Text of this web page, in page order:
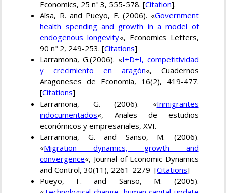
Economics, 25 nº 3, 555-578. [Citation].
Aísa, R. and Pueyo, F. (2006). «Government
health spending and growth in a model of
endogenous longevity«, Economics Letters,
90 nº 2, 249-253. [Citations]
Larramona, G.(2006). «I+D+I, competitividad
y crecimiento en aragón«, Cuadernos
Aragoneses de Economía, 16(2), 419-477.
[Citations]
Larramona, G. (2006). «Inmigrantes
indocumentados«, Anales de estudios
económicos y empresariales, XVI.
Larramona, G. and Sanso, M. (2006).
«Migration dynamics, growth and
convergence«, Journal of Economic Dynamics
and Control, 30(11), 2261-2279 [Citations]
Pueyo, F. and Sanso, M. (2005).